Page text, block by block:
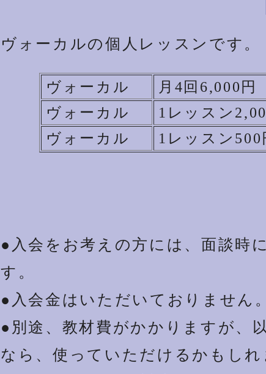
ヴォーカルの個人レッスンです。
ヴォーカル 月4回6,000円
ヴォーカル
1レッスン
ヴォーカル
1レッスン500
●入会をお考えの方には、面談時
す。
●入会金はいただいておりません。
●別途、教材費がかかりますが、
なら、使っていただけるかもし